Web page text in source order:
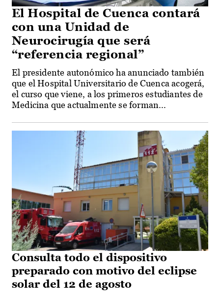
El Hospital de Cuenca contará
con una Unidad de
Neurocirugía que será
“referencia regional”
El presidente autonómico ha anunciado también
que el Hospital Universitario de Cuenca acogerá,
el curso que viene, a los primeros estudiantes de
Medicina que actualmente se forman...
Consulta todo el dispositivo
preparado con motivo del eclipse
solar del 12 de agosto